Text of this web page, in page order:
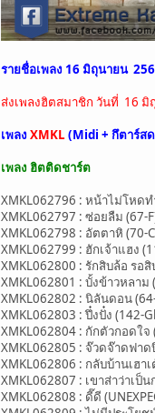
รายชื่อเพลง 16 มิถุนายน
ส่งเพลงฮิตสมาชิก วันที่ 16
เพลง XMKL (Midi + กึตาร์ส
เพลง ฮิตติดชาร์ต
XMKL062796 : หน้าไม่โหด
XMKL062797 : ซ่อยลืม (67-
XMKL062798 : อัตตาหิ (70-
XMKL062799 : ฮักเจ้าแฮง
XMKL062800 : รักสิบล้อ รอ
XMKL062801 : บั้งข้าวหลาม
XMKL062802 : นิลันดอน
XMKL062803 : ปึ๋งปั๋ง (142-
XMKL062804 : กักตัวกอดใจ
XMKL062805 : จ๊วดจ๊าดฟา
XMKL062806 : กลับบ้านเฮา
XMKL062807 : เขาส่าว่าเป็
XMKL062808 : ดี๊ดี